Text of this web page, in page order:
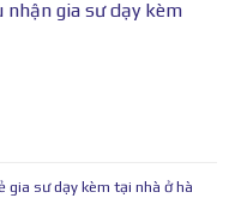
nhận gia sư dạy kèm
gia sư dạy kèm tại nhà ở hà